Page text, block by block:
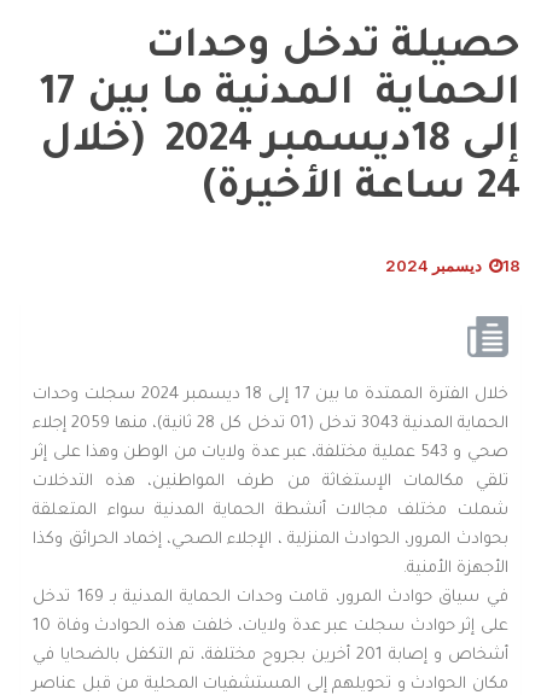
حصيلة تدخل وحدات
الحماية المدنية ما بين 17
إلى 18ديسمبر 2024 (خلال
24 ساعة الأخيرة)
18 ديسمبر 2024
خلال الفترة الممتدة ما بين 17 إلى 18 ديسمبر 2024 سجلت وحدات
الحماية المدنية 3043 تدخل (01 تدخل كل 28 ثانية)، منها 2059 إجلاء
صحي و 543 عملية مختلفة، عبر عدة ولايات من الوطن وهذا على إثر
تلقي مكالمات الإستغاثة من طرف المواطنين، هذه التدخلات
شملت مختلف مجالات أنشطة الحماية المدنية سواء المتعلقة
بحوادث المرور، الحوادث المنزلية ، الإجلاء الصحي، إخماد الحرائق وكذا
الأجهزة الأمنية.
في سياق حوادث المرور، قامت وحدات الحماية المدنية بـ 169 تدخل
على إثر حوادث سجلت عبر عدة ولايات، خلفت هذه الحوادث وفاة 10
أشخاص و إصابة 201 أخرين بجروح مختلفة، تم التكفل بالضحايا في
مكان الحوادث و تحويلهم إلى المستشفيات المحلية من قبل عناصر